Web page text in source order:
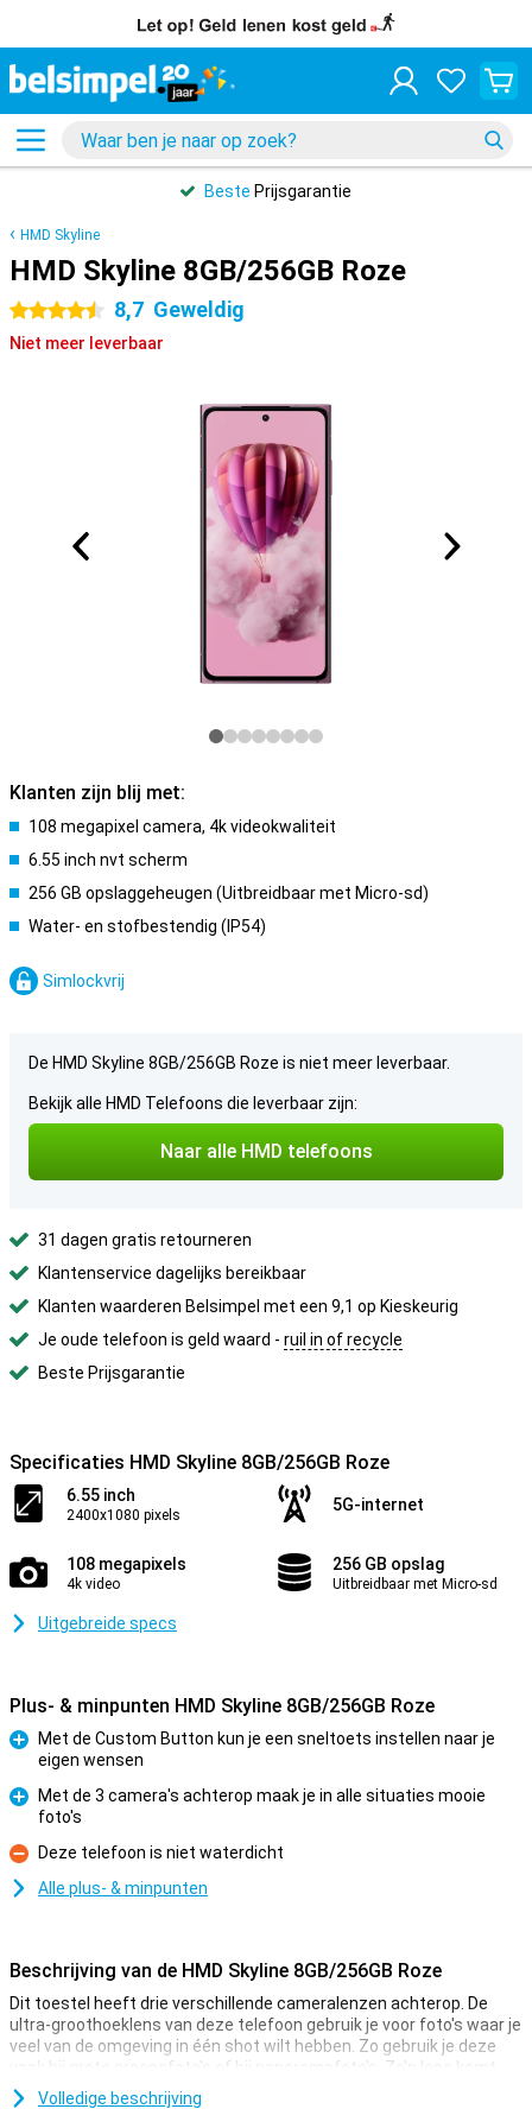
Beste Prijsgarantie
HMD Skyline
HMD Skyline 8GB/256GB Roze
4.5 sterren 8,7 Geweldig
Niet meer leverbaar
Klanten zijn blij met:
108 megapixel camera, 4k videokwaliteit
6.55 inch nvt scherm
256 GB opslaggeheugen (Uitbreidbaar met Micro-sd)
Water- en stofbestendig (IP54)
Simlockvrij
De HMD Skyline 8GB/256GB Roze is niet meer leverbaar.
Bekijk alle HMD Telefoons die leverbaar zijn:
Naar alle HMD telefoons
31 dagen gratis retourneren
Klantenservice dagelijks bereikbaar
Klanten waarderen Belsimpel met een 9,1 op Kieskeurig
Je oude telefoon is geld waard - ruil in of recycle
Beste Prijsgarantie
Specificaties HMD Skyline 8GB/256GB Roze
6.55 inch
2400x1080 pixels
5G-internet
108 megapixels
4k video
256 GB opslag
Uitbreidbaar met Micro-sd
Uitgebreide specs
Plus- & minpunten HMD Skyline 8GB/256GB Roze
Pluspunt
Met de Custom Button kun je een sneltoets instellen naar je
eigen wensen
Pluspunt
Met de 3 camera's achterop maak je in alle situaties mooie
foto's
Minpunt
Deze telefoon is niet waterdicht
Alle plus- & minpunten
Beschrijving van de HMD Skyline 8GB/256GB Roze
Dit toestel heeft drie verschillende cameralenzen achterop. De
ultra-groothoeklens van deze telefoon gebruik je voor foto's waar je
veel van de omgeving in één shot wilt hebben. Zo gebruik je deze
vaak bij grote groepsfoto's of bij panoramafoto's. Zo'n lens komt
altijd van pas! Ook is er nog een hoofdlenssensor van 108
megapixel en een telelens van 50 megapixel. De hoofdlens heeft
Volledige beschrijving